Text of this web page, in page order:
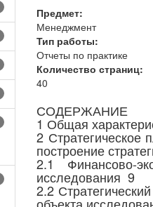
Предмет:
Менеджмент
Тип работы:
Отчеты по практике
Количество страниц:
40
СОДЕРЖАНИЕ
1 Общая
2 Стратегическое
построение
2.1 Финансово-
исследования 9
2.2